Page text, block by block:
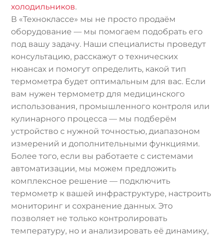
холодильников.
В «Техноклассе» мы не просто продаём
оборудование — мы помогаем подобрать его
под вашу задачу. Наши специалисты проведут
консультацию, расскажут о технических
нюансах и помогут определить, какой тип
термометра будет оптимальным для вас. Если
вам нужен термометр для медицинского
использования, промышленного контроля или
кулинарного процесса — мы подберём
устройство с нужной точностью, диапазоном
измерений и дополнительными функциями.
Более того, если вы работаете с системами
автоматизации, мы можем предложить
комплексное решение — подключить
термометр к вашей инфраструктуре, настроить
мониторинг и сохранение данных. Это
позволяет не только контролировать
температуру, но и анализировать её динамику,